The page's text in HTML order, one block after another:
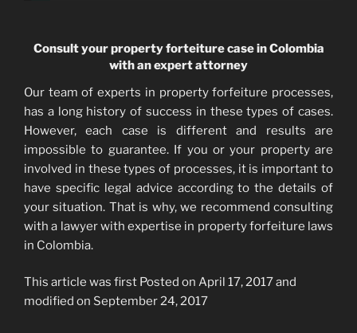
Consult your property forteiture case in Colombia
with an expert attorney
Our team of experts in property forfeiture processes,
has a long history of success in these types of cases.
However, each case is different and results are
impossible to guarantee. If you or your property are
involved in these types of processes, it is important to
have specific legal advice according to the details of
your situation. That is why, we recommend consulting
with a lawyer with expertise in property forfeiture laws
in Colombia.
This article was first Posted on April 17, 2017 and
modified on September 24, 2017